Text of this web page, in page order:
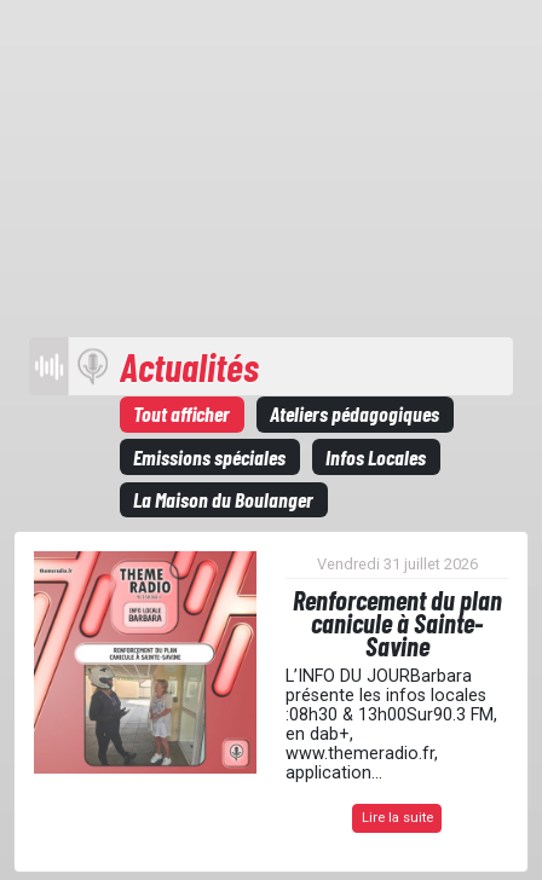
Actualités
Tout afficher
Ateliers pédagogiques
Emissions spéciales
Infos Locales
La Maison du Boulanger
Vendredi 31 juillet 2026
Renforcement du plan
canicule à Sainte-
Savine
L’INFO DU JOURBarbara
présente les infos locales
:08h30 & 13h00Sur90.3 FM,
en dab+,
www.themeradio.fr,
application...
Lire la suite